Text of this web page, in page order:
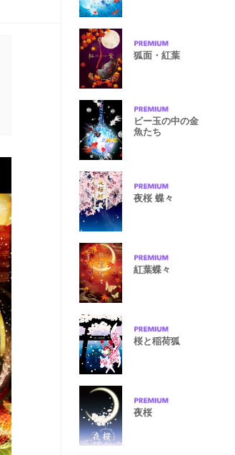
狐面・紅葉
ビー玉の中の金
魚たち
夜桜 蝶々
紅葉蝶々
桜と稲荷狐
夜桜